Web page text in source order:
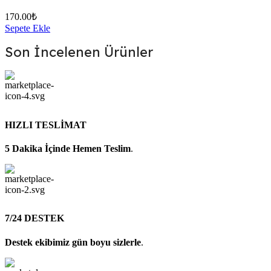
170.00₺
Sepete Ekle
Son İncelenen Ürünler
HIZLI TESLİMAT
5 Dakika İçinde Hemen Teslim.
7/24 DESTEK
Destek ekibimiz gün boyu sizlerle.